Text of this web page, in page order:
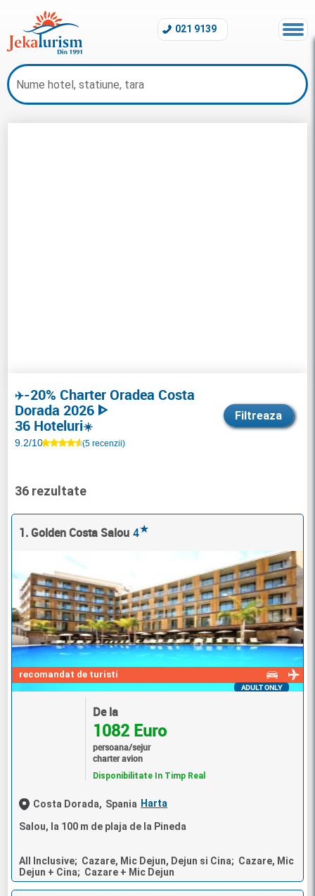
021 9139
36 rezultate
1. Golden Costa Salou 4★
recomandat de turisti
ADULT ONLY
De la
1082 Euro
persoana/sejur
charter avion
Disponibilitate In Timp Real
Costa Dorada, Spania Harta
Salou, la 100 m de plaja de la Pineda
All Inclusive; Cazare, Mic Dejun, Dejun si Cina; Cazare, Mic
Dejun + Cina; Cazare + Mic Dejun
✈️-20% Charter Oradea Costa
Dorada 2026 ᐈ
36 Hoteluri☀️
9.2/10 (5 recenzii)
Filtreaza